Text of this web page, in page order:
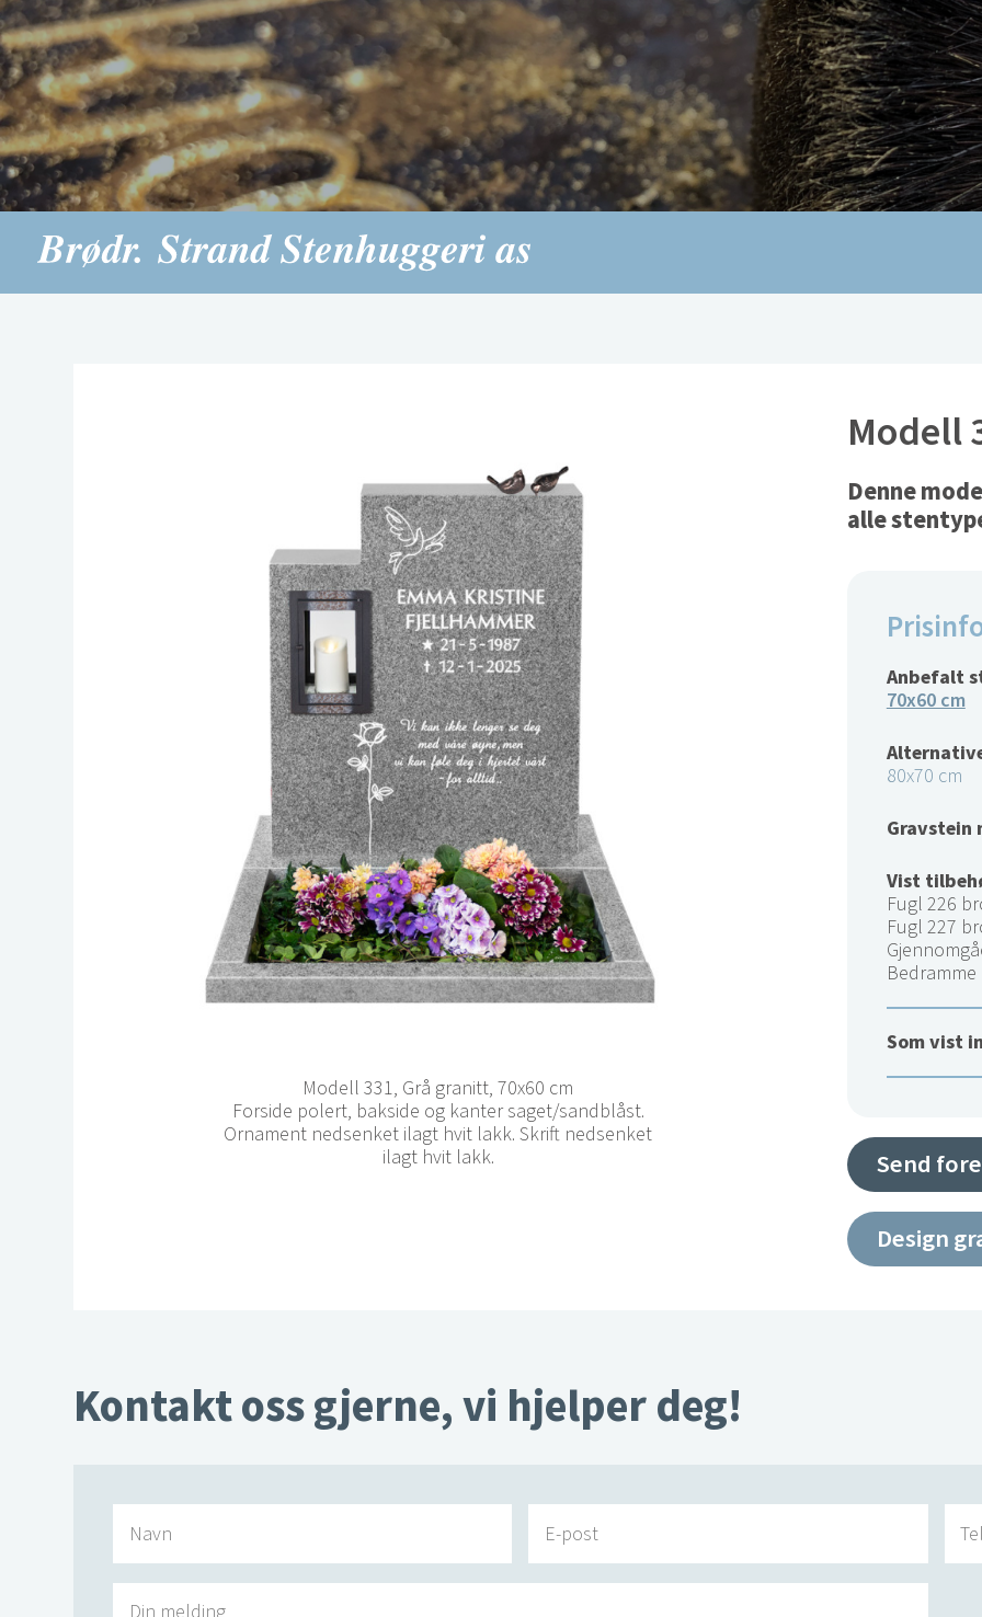
Modell 331, Grå granitt, 70x60 cm
Forside polert, bakside og kanter saget/sandblåst.
Ornament nedsenket ilagt hvit lakk. Skrift nedsenket
ilagt hvit lakk.
Modell
Denne
alle
Anbefalt
70x60 cm
80x70 cm
Gravstein
Vist
Fugl 226
Fugl 227
Bedramme
Som vist
Send
Design
Kontakt oss gjerne, vi hjelper deg!